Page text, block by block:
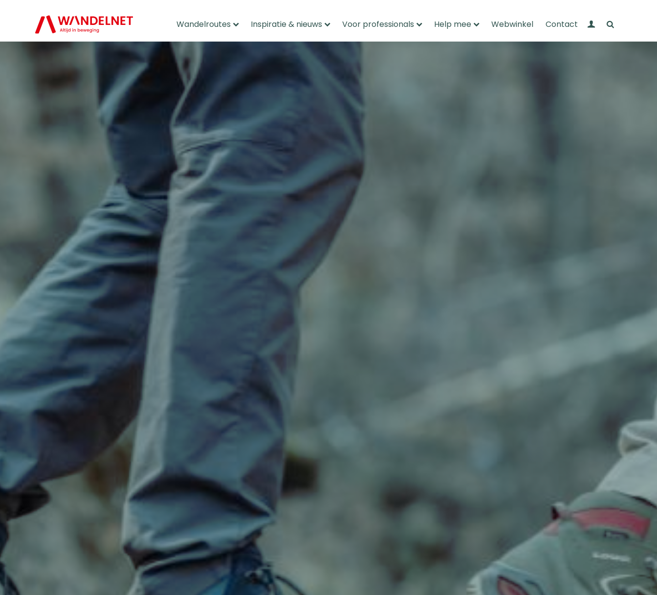
Wandelroutes Inspiratie & nieuws Voor professionals Help mee Webwinkel Contact Mijn Wandelnet